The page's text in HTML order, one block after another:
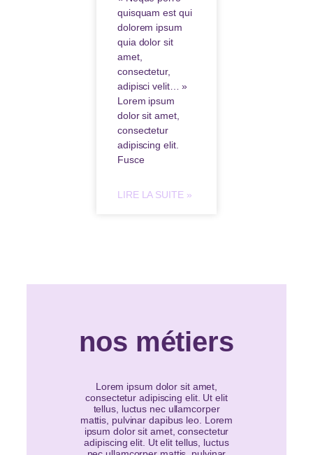
quisquam est qui
dolorem ipsum
quia dolor sit
amet,
consectetur,
adipisci velit… »
Lorem ipsum
dolor sit amet,
consectetur
adipiscing elit.
Fusce
LIRE LA SUITE »
nos métiers
Lorem ipsum dolor sit amet,
consectetur adipiscing elit. Ut elit
tellus, luctus nec ullamcorper
mattis, pulvinar dapibus leo. Lorem
ipsum dolor sit amet, consectetur
adipiscing elit. Ut elit tellus, luctus